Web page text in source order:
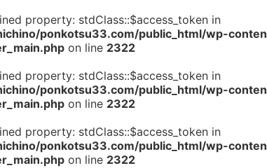
property: stdClass::$access_token in
ponkotsu33.com/public_html/wp-
on line 2322
property: stdClass::$access_token in
ponkotsu33.com/public_html/wp-
on line 2322
property: stdClass::$access_token in
ponkotsu33.com/public_html/wp-
on line 2322